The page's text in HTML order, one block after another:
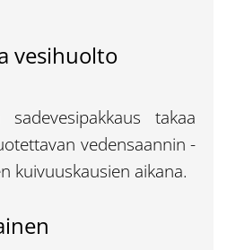
vesihuolto
sadevesipakkaus takaa
vedensaannin -
kuivuuskausien aikana.